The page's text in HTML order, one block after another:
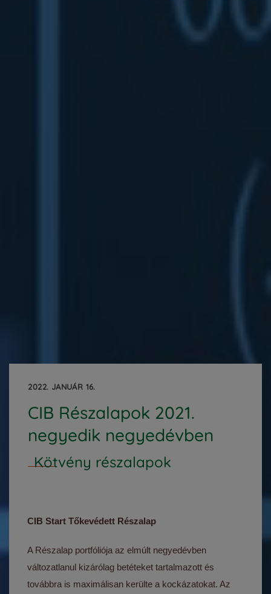
2022. JANUÁR 16.
CIB Részalapok 2021.
negyedik negyedévben
Kötvény részalapok
CIB Start Tőkevédett Részalap
A Részalap portfóliója az elmúlt negyedévben
változatlanul kizárólag betéteket tartalmazott és
továbbra is maximálisan kerülte a kockázatokat. Az